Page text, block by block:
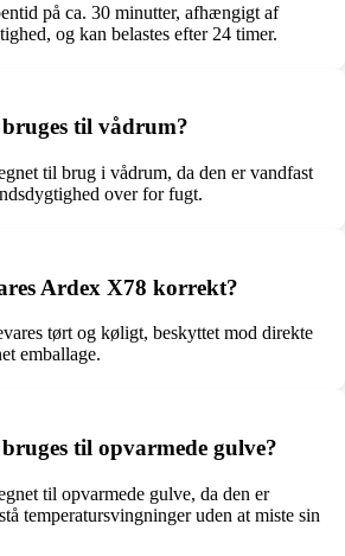
på ca. 30 minutter, afhængigt af
og kan belastes efter 24 timer.
til vådrum?
til brug i vådrum, da den er vandfast
over for fugt.
Ardex X78 korrekt?
tørt og køligt, beskyttet mod direkte
emballage.
til opvarmede gulve?
til opvarmede gulve, da den er
temperatursvingninger uden at miste sin